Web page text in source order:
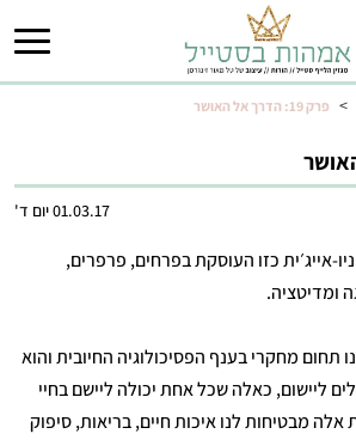
> פרק 19: הדרך אל האושר
01.03.17 יום ד'
אייג׳ית כזו העוסקת בפרחים, פרפרים,
ומדיטציה.
מחקרי בענף הפסיכולוגיה החיובית והוא
ליישום, כאלה שכל אחת יכולה ליישם בחיי
אלה מבטיחות לנו איכות חיים, בריאות, סיפוק